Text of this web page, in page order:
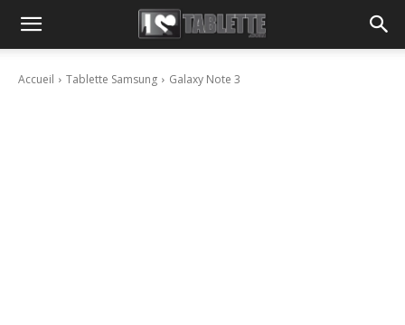
Accueil Tablette Samsung Galaxy Note 3